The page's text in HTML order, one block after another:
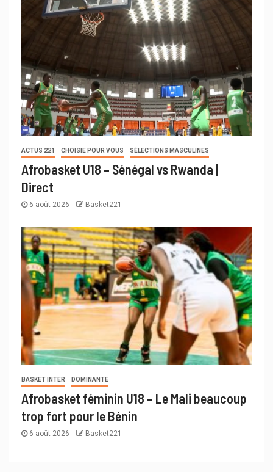
ACTUS 221 CHOISIE POUR VOUS SÉLECTIONS MASCULINES
Afrobasket U18 – Sénégal vs Rwanda |
Direct
6 août 2026 Basket221
BASKET INTER DOMINANTE
Afrobasket féminin U18 – Le Mali beaucoup
trop fort pour le Bénin
6 août 2026 Basket221